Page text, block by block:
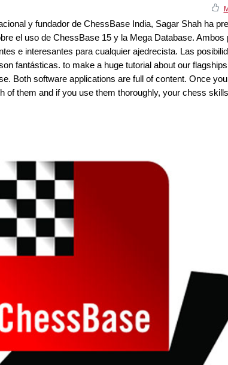
y fundador de ChessBase India, Sagar Shah ha
el uso de ChessBase 15 y la Mega Database. Ambos
e interesantes para cualquier ajedrecista. Las
fantásticas. to make a huge tutorial about our
Both software applications are full of content. Once
of them and if you use them thoroughly, your chess